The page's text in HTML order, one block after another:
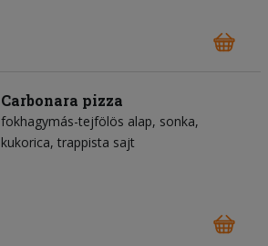
Carbonara pizza
fokhagymás-tejfölös alap sonka
kukorica trappista sajt